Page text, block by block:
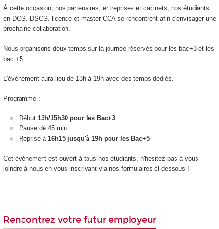
À cette occasion, nos partenaires, entreprises et cabinets, nos étudiants
en DCG, DSCG, licence et master CCA se rencontrent afin d'envisager une
prochaine collaboration.
Nous organisons deux temps sur la journée réservés pour les bac+3 et les
bac +5
L'évènement aura lieu de 13h à 19h avec des temps dédiés.
Programme :
Début 13h/15h30 pour les Bac+3
Pause de 45 min
Reprise à 16h15 jusqu'à 19h pour les Bac+5
Cet événement est ouvert à tous nos étudiants, n'hésitez pas à vous
joindre à nous en vous inscrivant via nos formulaires ci-dessous !
Rencontrez votre futur employeur